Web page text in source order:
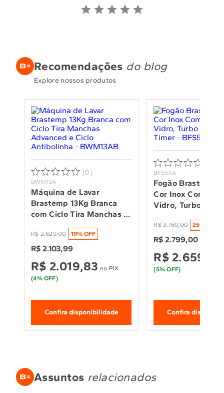
Recomendações do blog
Explore nossos produtos
(0)
BWM13A
Máquina de Lavar
Brastemp 13Kg Branca
com Ciclo Tira Manchas
Antibolinha - BWM13AB
R$ 2.629,00 19% OFF
R$ 2.103,99
R$ 2.019,83 no PIX
(4% OFF)
Confira disponibilidade
BFS5XA
Fogão Brastemp
Cor Inox Com
Vidro, Turbo
R$ 3.769,00 25% OFF
R$ 2.799,00
R$ 2.659
(5% OFF)
Confira
Assuntos relacionados